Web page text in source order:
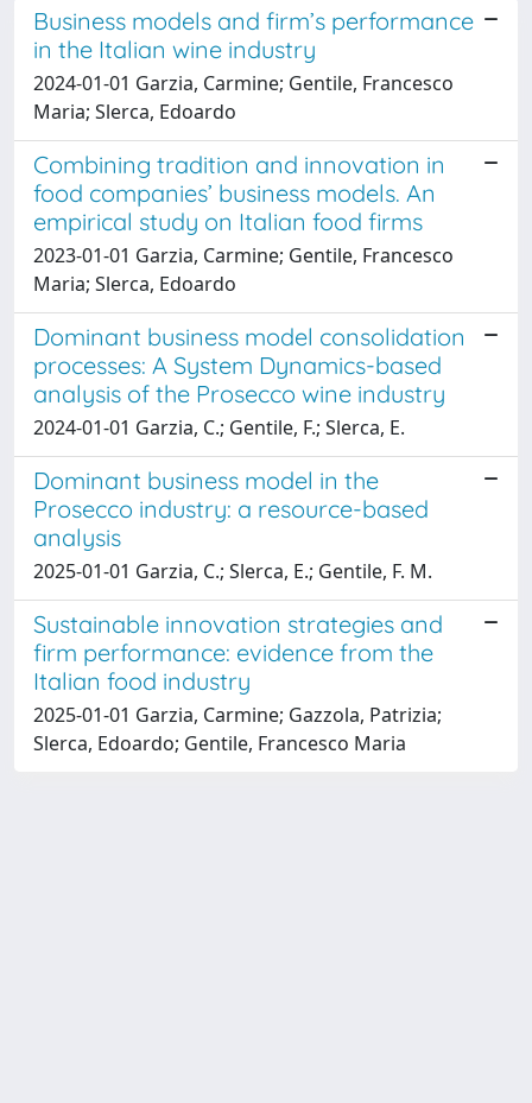
Business models and firm’s performance
in the Italian wine industry
2024-01-01 Garzia, Carmine; Gentile, Francesco
Maria; Slerca, Edoardo
Combining tradition and innovation in
food companies’ business models. An
empirical study on Italian food firms
2023-01-01 Garzia, Carmine; Gentile, Francesco
Maria; Slerca, Edoardo
Dominant business model consolidation
processes: A System Dynamics-based
analysis of the Prosecco wine industry
2024-01-01 Garzia, C.; Gentile, F.; Slerca, E.
Dominant business model in the
Prosecco industry: a resource-based
analysis
2025-01-01 Garzia, C.; Slerca, E.; Gentile, F. M.
Sustainable innovation strategies and
firm performance: evidence from the
Italian food industry
2025-01-01 Garzia, Carmine; Gazzola, Patrizia;
Slerca, Edoardo; Gentile, Francesco Maria